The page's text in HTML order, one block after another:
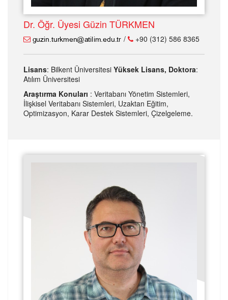
Dr. Öğr. Üyesi Güzin TÜRKMEN
/ +90 (312) 586 8365
Lisans: Bilkent Üniversitesi Yüksek Lisans, Doktora:
Atılım Üniversitesi
Araştırma Konuları : Veritabanı Yönetim Sistemleri,
İlişkisel Veritabanı Sistemleri, Uzaktan Eğitim,
Optimizasyon, Karar Destek Sistemleri, Çizelgeleme.